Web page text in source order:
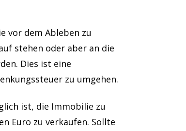
vor dem Ableben zu
stehen oder aber an die
Dies ist eine
zu umgehen.
ist, die Immobilie zu
Euro zu verkaufen. Sollte